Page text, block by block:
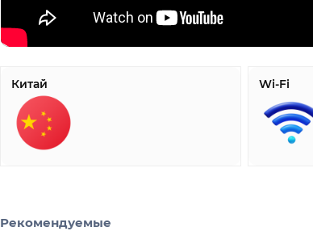
Китай Wi-Fi
Рекомендуемые